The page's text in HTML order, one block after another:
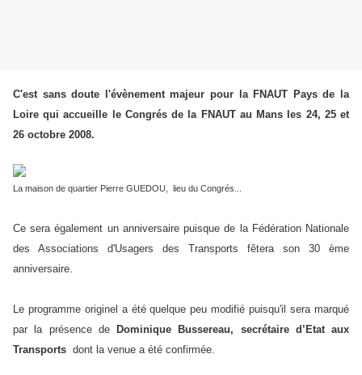
C'est sans doute l'évènement majeur pour la FNAUT Pays de la
Loire qui accueille le Congrés de la FNAUT au Mans les 24, 25 et
26 octobre 2008.
La maison de quartier Pierre GUEDOU, lieu du Congrés...
Ce sera également un anniversaire puisque de la Fédération Nationale
des Associations d'Usagers des Transports fêtera son 30 ème
anniversaire.
Le programme originel a été quelque peu modifié puisqu'il sera marqué
par la présence de
Dominique Bussereau, secrétaire d’Etat aux
Transports dont la venue a été confirmée.